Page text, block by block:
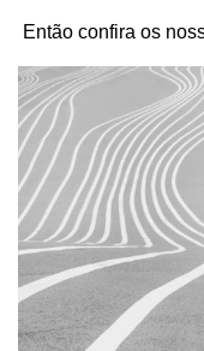
Então confira os